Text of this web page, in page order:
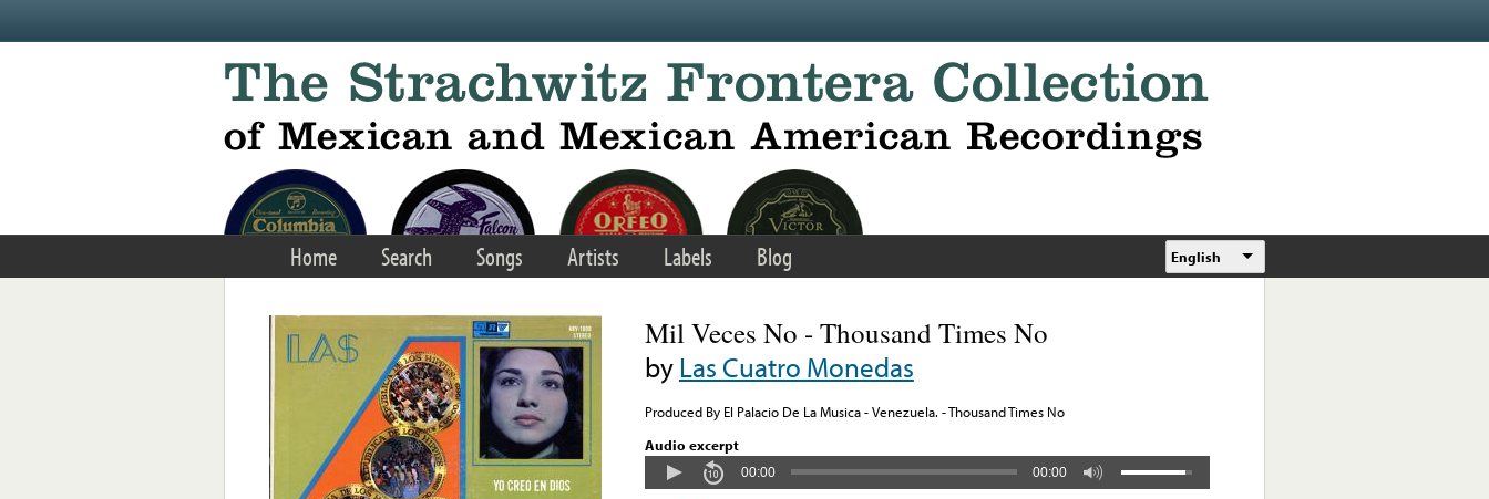
Home Search Songs Artists Labels Blog English
Mil Veces No - Thousand Times No
byLas Cuatro Monedas
Produced By El Palacio De La Musica - Venezuela. - Thousand Times No
Audio excerpt
00:00 00:00